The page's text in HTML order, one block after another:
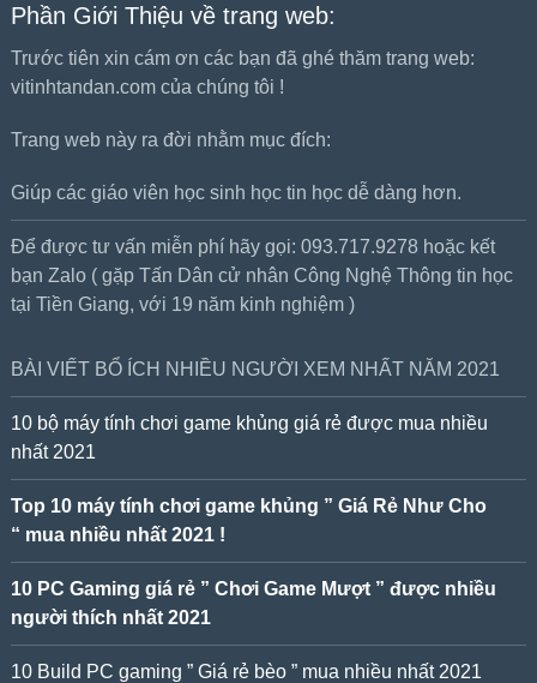
Phần Giới Thiệu về trang web:
Trước tiên xin cám ơn các bạn đã ghé thăm trang web:
vitinhtandan.com của chúng tôi !
Trang web này ra đời nhằm mục đích:
Giúp các giáo viên học sinh học tin học dễ dàng hơn.
Để được tư vấn miễn phí hãy gọi: 093.717.9278 hoặc kết
bạn Zalo ( gặp Tấn Dân cử nhân Công Nghệ Thông tin học
tại Tiền Giang, với 19 năm kinh nghiệm )
BÀI VIẾT BỔ ÍCH NHIỀU NGƯỜI XEM NHẤT NĂM 2021
10 bộ máy tính chơi game khủng giá rẻ được mua nhiều
nhất 2021
Top 10 máy tính chơi game khủng ” Giá Rẻ Như Cho
“ mua nhiều nhất 2021 !
10 PC Gaming giá rẻ ” Chơi Game Mượt ” được nhiều
người thích nhất 2021
10 Build PC gaming ” Giá rẻ bèo ” mua nhiều nhất 2021